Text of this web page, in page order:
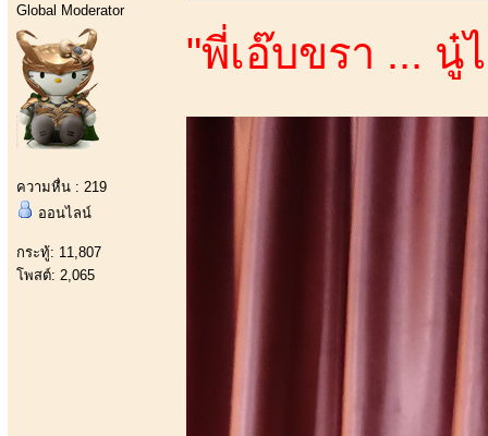
Global Moderator
ความหื่น : 219
ออนไลน์
กระทู้: 11,807
โพสต์: 2,065
"พี่เอ๊บขรา ...